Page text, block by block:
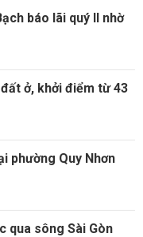
báo lãi quý II nhờ
ở, khởi điểm từ 43
phường Quy Nhơn
qua sông Sài Gòn